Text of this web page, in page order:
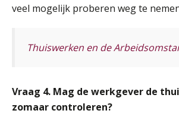
veel mogelijk proberen weg te
Thuiswerken en de
Vraag 4. Mag de werkgever de
zomaar controleren?